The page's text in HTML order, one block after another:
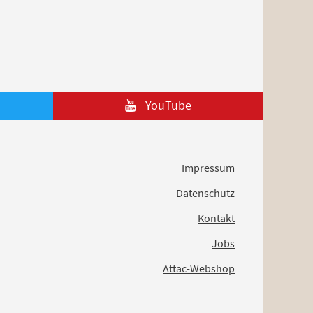
YouTube
Impressum
Datenschutz
Kontakt
Jobs
Attac-Webshop